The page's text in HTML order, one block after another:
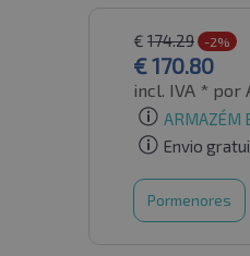
€ 174.29 -2%
€170.80
incl. IVA * por
ARMAZÉM
Envio
Pormenores